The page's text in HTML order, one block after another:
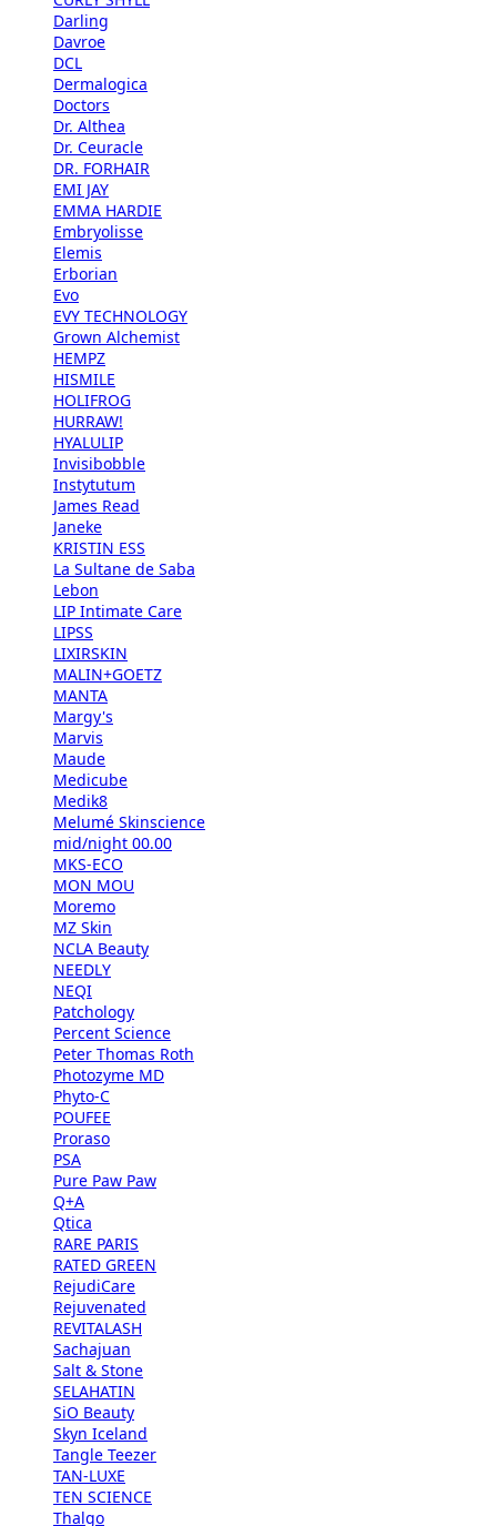
Darling
Davroe
DCL
Dermalogica
Doctors
Dr. Althea
Dr. Ceuracle
DR. FORHAIR
EMI JAY
EMMA HARDIE
Embryolisse
Elemis
Erborian
Evo
EVY TECHNOLOGY
Grown Alchemist
HEMPZ
HISMILE
HOLIFROG
HURRAW!
HYALULIP
Invisibobble
Instytutum
James Read
Janeke
KRISTIN ESS
La Sultane de Saba
Lebon
LIP Intimate Care
LIPSS
LIXIRSKIN
MALIN+GOETZ
MANTA
Margy's
Marvis
Maude
Medicube
Medik8
Melumé Skinscience
mid/night 00.00
MKS-ECO
MON MOU
Moremo
MZ Skin
NCLA Beauty
NEEDLY
NEQI
Patchology
Percent Science
Peter Thomas Roth
Photozyme MD
Phyto-C
POUFEE
Proraso
PSA
Pure Paw Paw
Q+A
Qtica
RARE PARIS
RATED GREEN
RejudiCare
Rejuvenated
REVITALASH
Sachajuan
Salt & Stone
SELAHATIN
SiO Beauty
Skyn Iceland
Tangle Teezer
TAN-LUXE
TEN SCIENCE
Thalgo